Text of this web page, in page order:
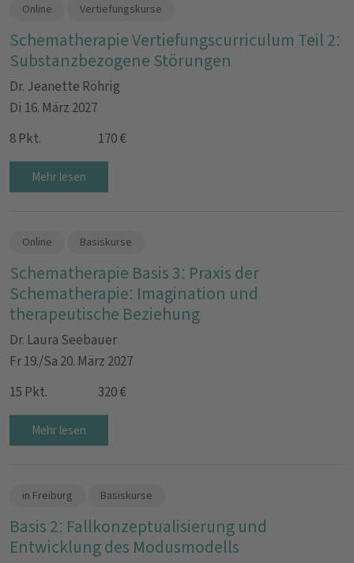
Online Vertiefungskurse
Schematherapie Vertiefungscurriculum Teil 2:
Substanzbezogene Störungen
Dr. Jeanette Röhrig
Di 16. März 2027
8 Pkt.
170 €
Mehr lesen
Online Basiskurse
Schematherapie Basis 3: Praxis der
Schematherapie: Imagination und
therapeutische Beziehung
Dr. Laura Seebauer
Fr 19./Sa 20. März 2027
15 Pkt.
320 €
Mehr lesen
in Freiburg Basiskurse
Basis 2: Fallkonzeptualisierung und
Entwicklung des Modusmodells